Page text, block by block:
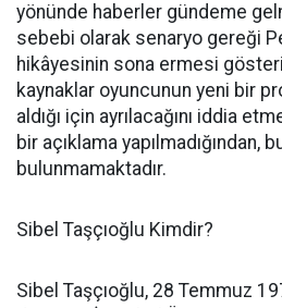
yönünde haberler gündeme
sebebi olarak senaryo gereği
hikâyesinin sona ermesi
kaynaklar oyuncunun yeni bir
aldığı için ayrılacağını iddia
bir açıklama yapılmadığından,
bulunmamaktadır.​
Sibel Taşçıoğlu Kimdir?
Sibel Taşçıoğlu, 28 Temmuz